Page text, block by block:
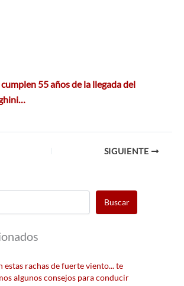
55 años de la llegada del
SIGUIENTE
Buscar
estas rachas de fuerte viento... te
algunos consejos para conducir